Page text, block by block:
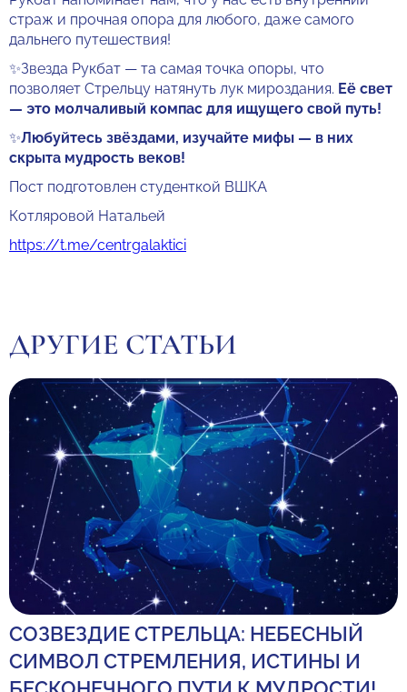
страж и прочная опора для любого, даже самого
дальнего путешествия!
✨Звезда Рукбат — та самая точка опоры, что
позволяет Стрельцу натянуть лук мироздания. Её свет
— это молчаливый компас для ищущего свой путь!
✨Любуйтесь звёздами, изучайте мифы — в них
скрыта мудрость веков!
Пост подготовлен студенткой ВШКА
Котляровой Натальей
https://t.me/centrgalaktici
ДРУГИЕ СТАТЬИ
СОЗВЕЗДИЕ СТРЕЛЬЦА: НЕБЕСНЫЙ
СИМВОЛ СТРЕМЛЕНИЯ, ИСТИНЫ И